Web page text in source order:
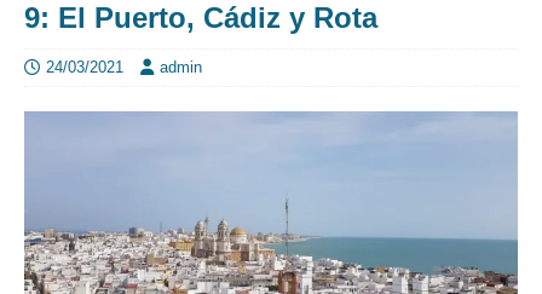
9: El Puerto, Cádiz y Rota
24/03/2021 admin